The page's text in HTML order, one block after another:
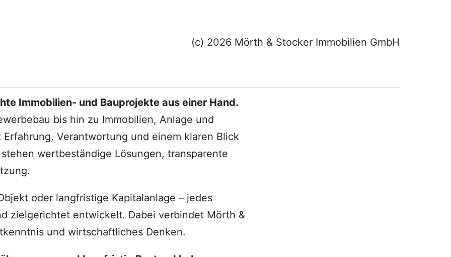
(c) 2026 Mörth & Stocker Immobilien GmbH
Immobilien- und Bauprojekte aus einer Hand.
bis hin zu Immobilien, Anlage und
Verantwortung und einem klaren Blick
wertbeständige Lösungen, transparente
oder langfristige Kapitalanlage – jedes
zielgerichtet entwickelt. Dabei verbindet Mörth &
und wirtschaftliches Denken.